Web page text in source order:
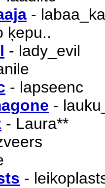
-
ķepu..
- lady_evil
- lapseenc
-
- Laura**
-